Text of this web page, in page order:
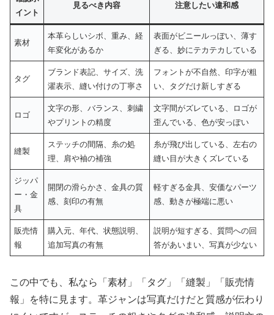
イント
見るべき内容 注意したい違和感
素材
本革らしいシボ、重み、経
年変化があるか
表面がビニールっぽい、薄す
ぎる、妙にテカテカしている
タグ
ブランド表記、サイズ、洗
濯表示、縫い付けの丁寧さ
フォントが不自然、印字が粗
い、タグだけ新しすぎる
ロゴ
文字の形、バランス、刺繍
やプリントの精度
文字間がズレている、ロゴが
歪んでいる、色が安っぽい
縫製
ステッチの間隔、糸の処
理、肩や袖の補強
糸が飛び出している、左右の
縫い目が大きくズレている
ジッパ
ー・金
具
開閉の滑らかさ、金具の質
感、刻印の有無
軽すぎる金具、安価なパーツ
感、動きが極端に悪い
販売情
報
購入元、年代、状態説明、
追加写真の有無
説明が短すぎる、質問への回
答があいまい、写真が少ない
この中でも、私なら「素材」「タグ」「縫製」「販売情
報」を特に見ます。革ジャンは写真だけだと質感が伝わり